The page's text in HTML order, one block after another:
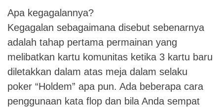
Apa kegagalannya?
Kegagalan sebagaimana disebut sebenarnya
adalah tahap pertama permainan yang
melibatkan kartu komunitas ketika 3 kartu baru
diletakkan dalam atas meja dalam selaku
poker “Holdem” apa pun. Ada beberapa cara
penggunaan kata flop dan bila Anda sempat